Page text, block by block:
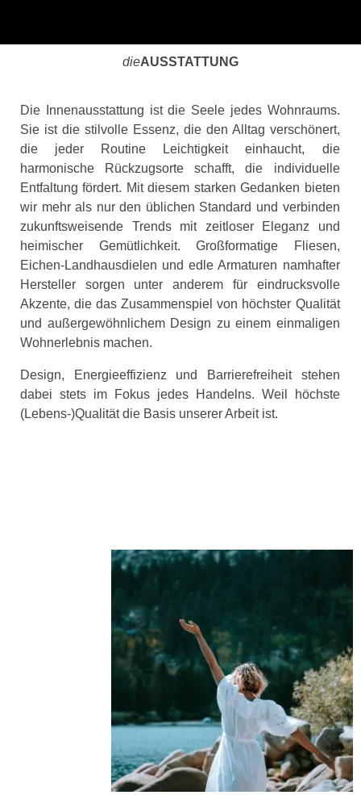
dieAUSSTATTUNG
Die Innenausstattung ist die Seele jedes Wohnraums.
Sie ist die stilvolle Essenz, die den Alltag verschönert,
die jeder Routine Leichtigkeit einhaucht, die
harmonische Rückzugsorte schafft, die individuelle
Entfaltung fördert. Mit diesem starken Gedanken bieten
wir mehr als nur den üblichen Standard und verbinden
zukunftsweisende Trends mit zeitloser Eleganz und
heimischer Gemütlichkeit. Großformatige Fliesen,
Eichen-Landhausdielen und edle Armaturen namhafter
Hersteller sorgen unter anderem für eindrucksvolle
Akzente, die das Zusammenspiel von höchster Qualität
und außergewöhnlichem Design zu einem einmaligen
Wohnerlebnis machen.
Design, Energieeffizienz und Barrierefreiheit stehen
dabei stets im Fokus jedes Handelns. Weil höchste
(Lebens-)Qualität die Basis unserer Arbeit ist.